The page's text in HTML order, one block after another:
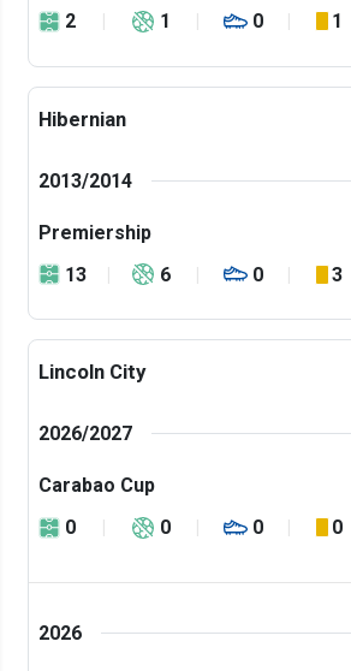
2
1 0 1
Hibernian
2013/2014
Premiership
13
6 0 3
Lincoln City
2026/2027
Carabao Cup
0
0 0 0
2026